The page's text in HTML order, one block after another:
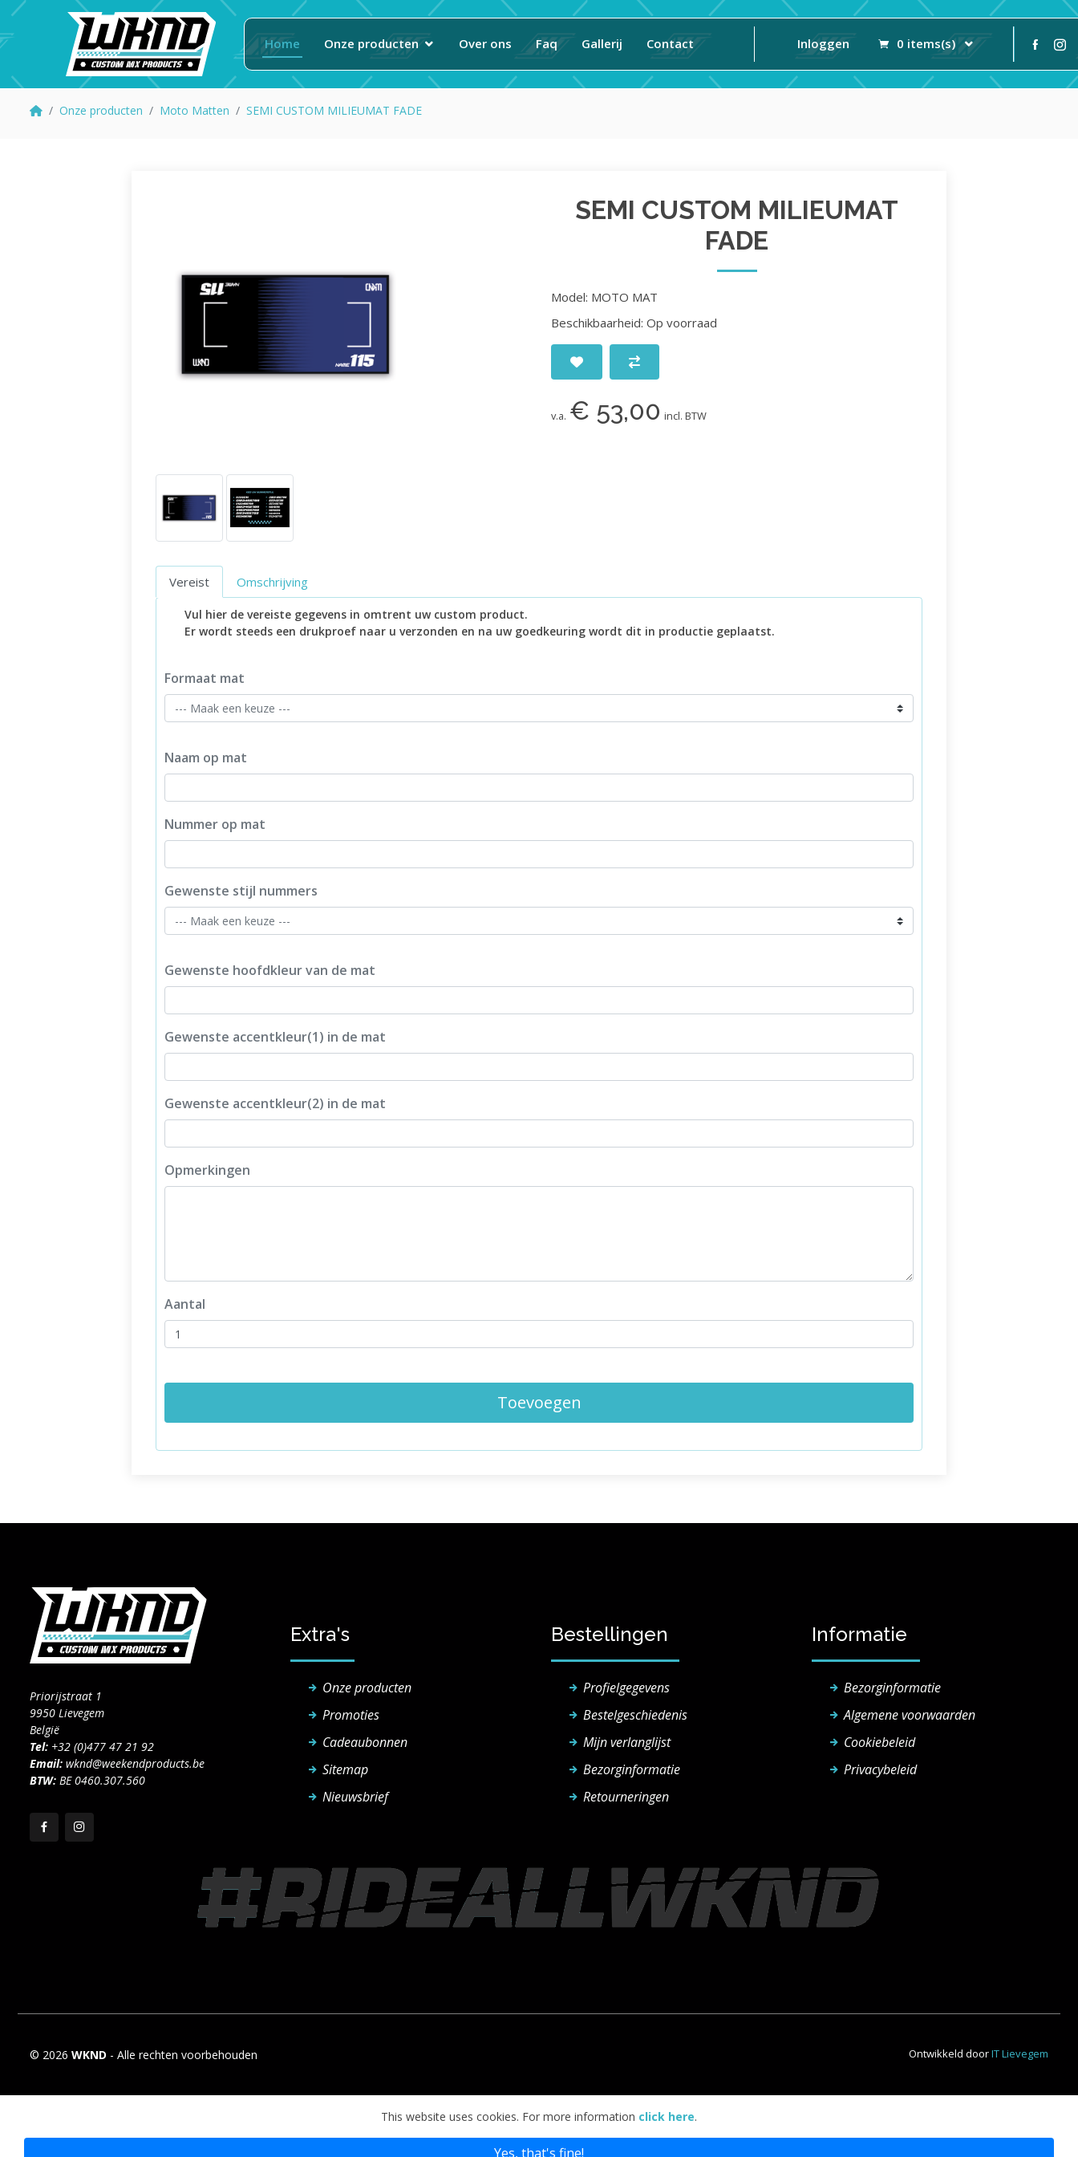
Home Onze producten Over ons Faq Gallerij Contact Inloggen 0 items(s)
Onze producten Moto Matten SEMI CUSTOM MILIEUMAT FADE
SEMI CUSTOM MILIEUMAT
FADE
Model: MOTO MAT
Beschikbaarheid: Op voorraad
v.a. € 53,00 incl. BTW
Vereist Omschrijving
Vul hier de vereiste gegevens in omtrent uw custom product.
Er wordt steeds een drukproef naar u verzonden en na uw goedkeuring wordt dit in productie geplaatst.
Formaat mat
Naam op mat
Nummer op mat
Gewenste stijl nummers
Gewenste hoofdkleur van de mat
Gewenste accentkleur(1) in de mat
Gewenste accentkleur(2) in de mat
Opmerkingen
Aantal
Toevoegen
Priorijstraat 1
9950 Lievegem
België
Tel: +32 (0)477 47 21 92
Email: wknd@weekendproducts.be
BTW: BE 0460.307.560
Extra's
Onze producten
Promoties
Cadeaubonnen
Sitemap
Nieuwsbrief
Bestellingen
Profielgegevens
Bestelgeschiedenis
Mijn verlanglijst
Bezorginformatie
Retourneringen
Informatie
Bezorginformatie
Algemene voorwaarden
Cookiebeleid
Privacybeleid
© 2026 WKND - Alle rechten voorbehouden Ontwikkeld doorIT Lievegem
This website uses cookies. For more information click here.
Yes, that's fine!